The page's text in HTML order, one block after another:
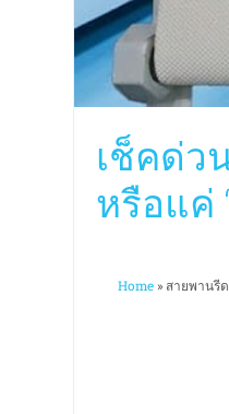
เช็คด่ว
หรือแค่
Home » สายพานรี